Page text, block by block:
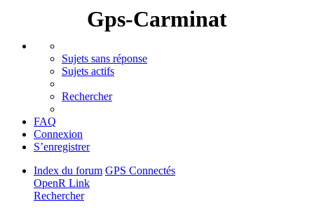
Gps-Carminat
Sujets sans réponse
Sujets actifs
Rechercher
FAQ
Connexion
S’enregistrer
Index du forum GPS Connectés
OpenR Link
Rechercher